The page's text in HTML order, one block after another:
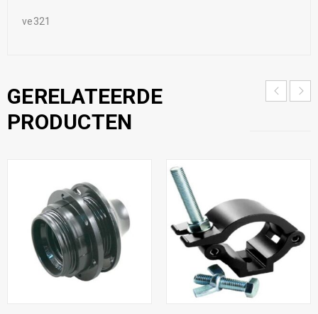
ve321
GERELATEERDE
PRODUCTEN